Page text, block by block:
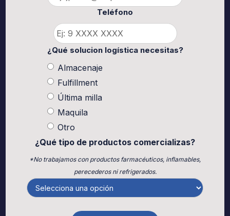
Teléfono
¿Qué solucion logística necesitas?
Almacenaje
Fulfillment
Última milla
Maquila
Otro
¿Qué tipo de productos comercializas?
*No trabajamos con productos farmacéuticos, inflamables,
perecederos ni refrigerados.